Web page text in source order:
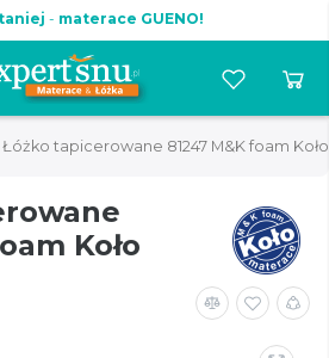
- materace GUENO!
Łóżko tapicerowane 81247 M&K foam Koło
Koło